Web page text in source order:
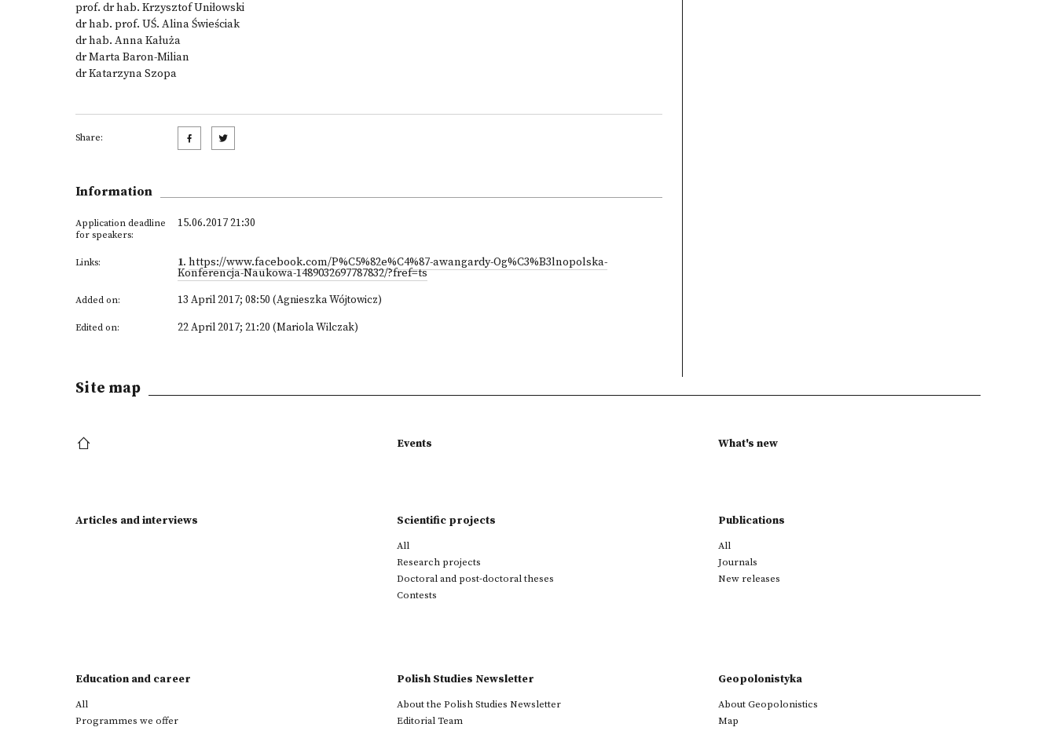
prof. dr hab. Krzysztof Uniłowski
dr hab. prof. UŚ. Alina Świeściak
dr hab. Anna Kałuża
dr Marta Baron-Milian
dr Katarzyna Szopa
Share:
Information
Application deadline
for speakers:
15.06.2017 21:30
Links: 1. https://www.facebook.com/P%C5%82e%C4%87-awangardy-Og%C3%B3lnopolska-
Konferencja-Naukowa-1489032697787832/?fref=ts
Added on: 13 April 2017; 08:50 (Agnieszka Wójtowicz)
Edited on: 22 April 2017; 21:20 (Mariola Wilczak)
Site map
Events What's new
Articles and interviews Scientific projects
All
Research projects
Doctoral and post-doctoral theses
Contests
Publications
All
Journals
New releases
Education and career
All
Programmes we offer
Polish Studies Newsletter
About the Polish Studies Newsletter
Editorial Team
Geopolonistyka
About Geopolonistics
Map